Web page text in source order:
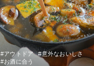
#アウトドア
#意外なおいしさ
#お酒に合う